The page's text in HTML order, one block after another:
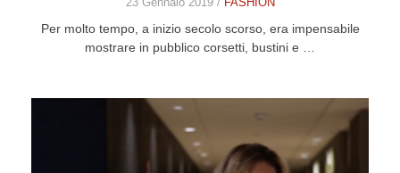
Per molto tempo, a inizio secolo scorso, era impensabile
mostrare in pubblico corsetti, bustini e …